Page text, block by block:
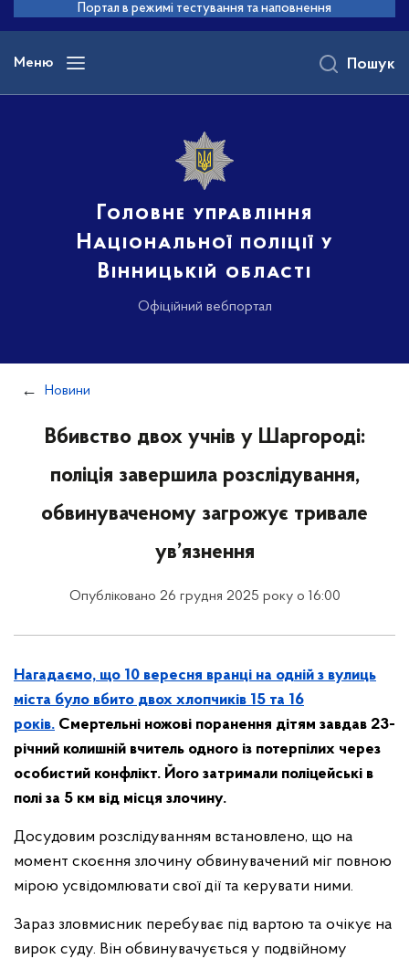
основного
вмісту
Портал в режимі тестування та наповнення
Меню
Головне управління
Національної поліції у
Вінницькій області
Офіційний вебпортал
Пошук
Новини
Вбивство двох учнів у Шаргороді:
поліція завершила розслідування,
обвинуваченому загрожує тривале
ув’язнення
Опубліковано 26 грудня 2025 року о 16:00
Нагадаємо, що 10 вересня вранці на одній з вулиць
міста було вбито двох хлопчиків 15 та 16
років. Смертельні ножові поранення дітям завдав 23-
річний колишній вчитель одного із потерпілих через
особистий конфлікт. Його затримали поліцейські в
полі за 5 км від місця злочину.
Досудовим розслідуванням встановлено, що на
момент скоєння злочину обвинувачений міг повною
мірою усвідомлювати свої дії та керувати ними.
Зараз зловмисник перебуває під вартою та очікує на
вирок суду. Він обвинувачується у подвійному